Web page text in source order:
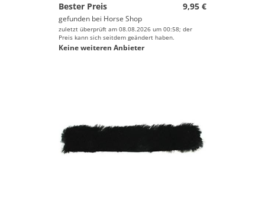
Bester Preis
9,95 €
gefunden bei Horse Shop
zuletzt überprüft am 08.08.2026 um 00:58; der
Preis kann sich seitdem geändert haben.
Keine weiteren Anbieter